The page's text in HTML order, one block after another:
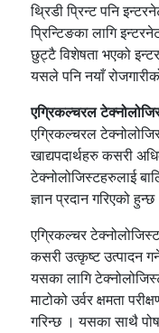
थ्रिडी प्रिन्ट पनि
प्रिन्टिङका लागि
छुट्टै विशेषता भएको
यसले पनि नयाँ
एग्रिकल्चरल
एग्रिकल्चरल
खाद्यपदार्थहरु कसरी
टेक्नोलोजिस्टहरुलाई
ज्ञान प्रदान गरिएको हुन्छ
एग्रिकल्चर
कसरी उत्कृष्ट उत्पादन
यसका लागि
माटोको उर्वर क्षमता
गरिन्छ । यसका साथै